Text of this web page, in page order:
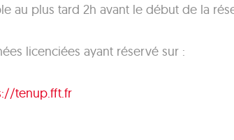
au plus tard 2h avant le début de la
licenciées ayant réservé sur :
tenup.fft.fr